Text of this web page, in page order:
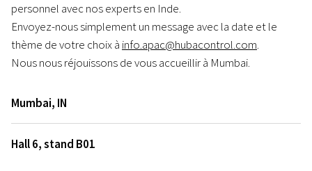
personnel avec nos experts en Inde.
Envoyez-nous simplement un message avec la date et le
thème de votre choix à info.apac@hubacontrol.com.
Nous nous réjouissons de vous accueillir à Mumbai.
Mumbai, IN
Hall 6, stand B01